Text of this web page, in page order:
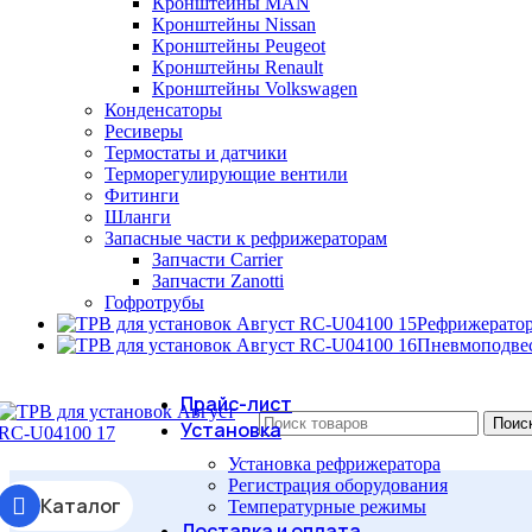
Кронштейны Nissan
Кронштейны Peugeot
Кронштейны Renault
Кронштейны Volkswagen
Конденсаторы
Ресиверы
Термостаты и датчики
Терморегулирующие вентили
Фитинги
Шланги
Запасные части к рефрижераторам
Запчасти Carrier
Запчасти Zanotti
Гофротрубы
Каталог
Прайс-лист
Установка
Установка рефрижератора
Регистрация оборудования
Температурные режимы